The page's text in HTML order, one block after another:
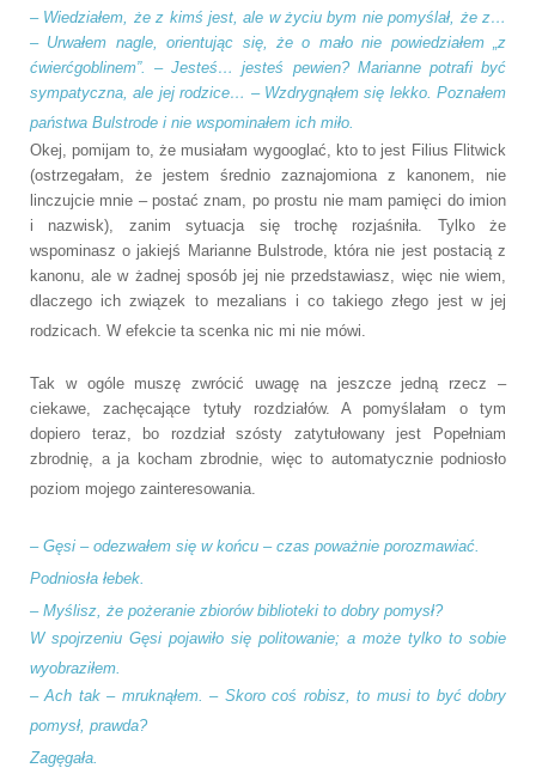
– Wiedziałem, że z kimś jest, ale w życiu bym nie pomyślał, że z…
– Urwałem nagle, orientując się, że o mało nie powiedziałem „z
ćwierćgoblinem”. – Jesteś… jesteś pewien? Marianne potrafi być
sympatyczna, ale jej rodzice… – Wzdrygnąłem się lekko. Poznałem
państwa Bulstrode i nie wspominałem ich miło.
Okej, pomijam to, że musiałam wygooglać, kto to jest Filius Flitwick
(ostrzegałam, że jestem średnio zaznajomiona z kanonem, nie
linczujcie mnie – postać znam, po prostu nie mam pamięci do imion
i nazwisk), zanim sytuacja się trochę rozjaśniła. Tylko że
wspominasz o jakiejś Marianne Bulstrode, która nie jest postacią z
kanonu, ale w żadnej sposób jej nie przedstawiasz, więc nie wiem,
dlaczego ich związek to mezalians i co takiego złego jest w jej
rodzicach. W efekcie ta scenka nic mi nie mówi.
Tak w ogóle muszę zwrócić uwagę na jeszcze jedną rzecz –
ciekawe, zachęcające tytuły rozdziałów. A pomyślałam o tym
dopiero teraz, bo rozdział szósty zatytułowany jest
Popełniam
zbrodnię, a ja kocham zbrodnie, więc to automatycznie podniosło
poziom mojego zainteresowania.
– Gęsi – odezwałem się w końcu – czas poważnie porozmawiać.
Podniosła łebek.
– Myślisz, że pożeranie zbiorów biblioteki to dobry pomysł?
W spojrzeniu Gęsi pojawiło się politowanie; a może tylko to sobie
wyobraziłem.
– Ach tak – mruknąłem. – Skoro coś robisz, to musi to być dobry
pomysł, prawda?
Zagęgała.